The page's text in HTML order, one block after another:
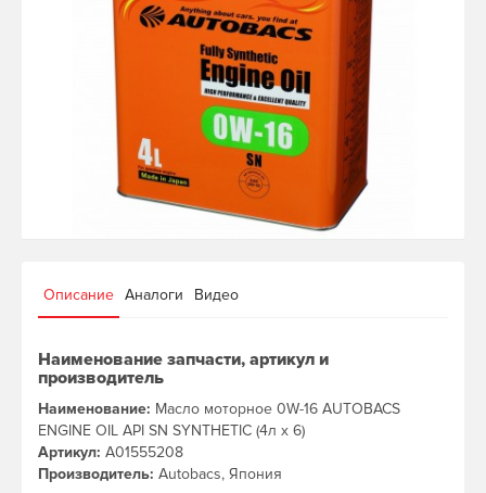
Описание Аналоги Видео
Наименование запчасти, артикул и
производитель
Наименование: Масло моторное 0W-16 AUTOBACS
ENGINE OIL API SN SYNTHETIC (4л х 6)
Артикул: A01555208
Производитель: Autobacs, Япония